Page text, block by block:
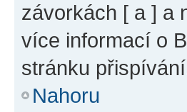
závorkách [ a ] a
více informací o
stránku
Nahoru